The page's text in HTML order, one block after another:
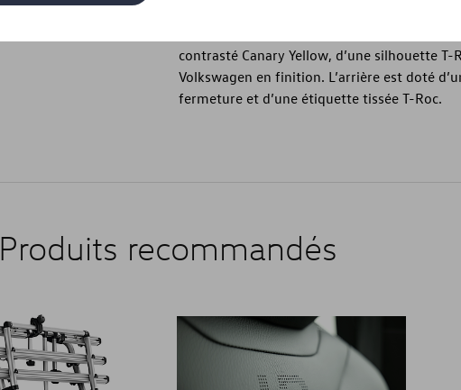
Cette casquette de la collection T-Roc est
moderne. Confectionnée en 100 % coton,
contrasté Canary Yellow, d’une silhouette
Volkswagen en finition. L’arrière est doté
fermeture et d’une étiquette tissée T-Roc.
Produits recommandés